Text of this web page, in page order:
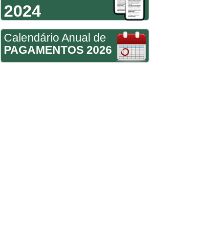
2024
Calendário Anual de
PAGAMENTOS 2026